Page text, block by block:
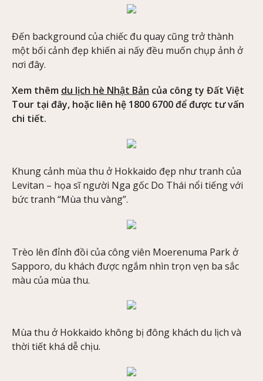
Đến background của chiếc đu quay cũng trở thành
một bối cảnh đẹp khiến ai nấy đều muốn chụp ảnh ở
nơi đây.
Xem thêm du lịch hè Nhật Bản của công ty Đất Việt
Tour tại đây, hoặc liên hệ 1800 6700 để được tư vấn
chi tiết.
Khung cảnh mùa thu ở Hokkaido đẹp như tranh của
Levitan – họa sĩ người Nga gốc Do Thái nổi tiếng với
bức tranh “Mùa thu vàng”.
Trèo lên đỉnh đồi của công viên Moerenuma Park ở
Sapporo, du khách được ngắm nhìn trọn vẹn ba sắc
màu của mùa thu.
Mùa thu ở Hokkaido không bị đông khách du lịch và
thời tiết khá dễ chịu.